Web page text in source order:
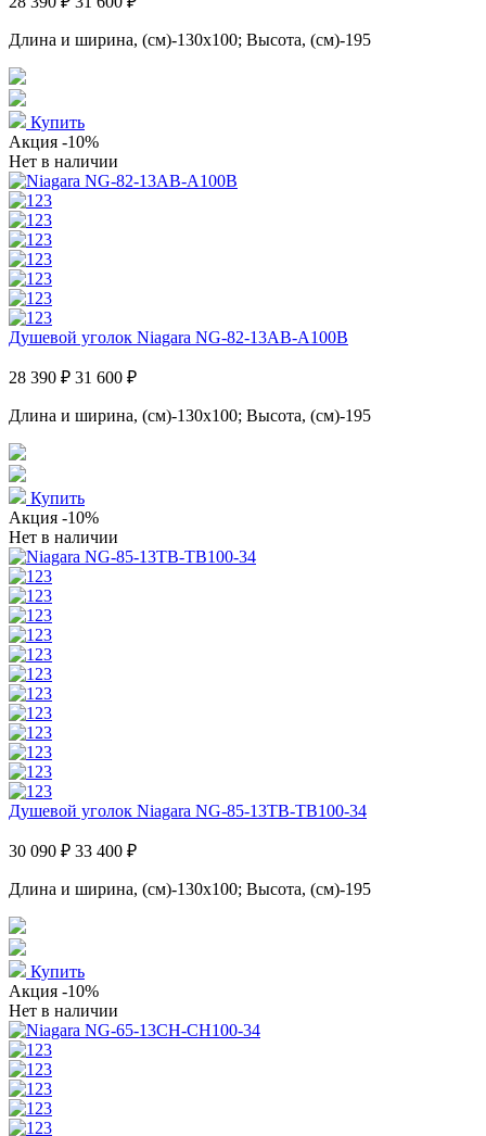
Длина и ширина, (см)-130x100; Высота, (см)-195
Купить
Акция -10%
Нет в наличии
Душевой уголок Niagara NG-82-13AB-A100B
28 390 ₽ 31 600 ₽
Длина и ширина, (см)-130x100; Высота, (см)-195
Купить
Акция -10%
Нет в наличии
Душевой уголок Niagara NG-85-13TB-TB100-34
30 090 ₽ 33 400 ₽
Длина и ширина, (см)-130x100; Высота, (см)-195
Купить
Акция -10%
Нет в наличии